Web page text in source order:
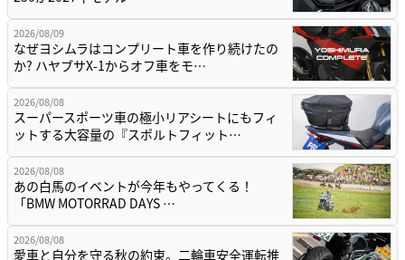
2026/08/09
なぜヨシムラはコンプリート車を作り続けたの
か? ハヤブサX-1からオフ車をモ…
2026/08/08
スーパースポーツ車の極小リアシートにもフィ
ットする大容量の『スポルトフィット…
2026/08/08
あの白馬のイベントが今年もやってくる！
「BMW MOTORRAD DAYS …
2026/08/08
愛車と自分を守る秋の約束。二輪車安全運転推